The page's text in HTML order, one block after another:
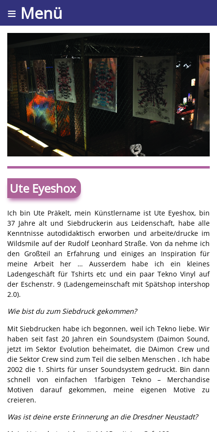
≡ Menü
Ute Eyeshox
Ich bin Ute Präkelt, mein Künstlername ist Ute Eyeshox, bin
37 Jahre alt und Siebdruckerin aus Leidenschaft, habe alle
Kenntnisse autodidaktisch erworben und arbeite/drucke im
Wildsmile auf der Rudolf Leonhard Straße. Von da nehme ich
den Großteil an Erfahrung und einiges an Inspiration für
meine Arbeit her … Ausserdem habe ich ein kleines
Ladengeschäft für Tshirts etc und ein paar Tekno Vinyl auf
der Eschenstr. 9 (Ladengemeinschaft mit Spätshop intershop
2.0).
Wie bist du zum Siebdruck gekommen?
Mit Siebdrucken habe ich begonnen, weil ich Tekno liebe. Wir
haben seit fast 20 Jahren ein Soundsystem (Daimon Sound,
jetzt im Sektor Evolution beheimatet, die DAimon Crew und
die Sektor Crew sind zum Teil die selben Menschen . Ich habe
2002 die 1. Shirts für unser Soundsystem gedruckt. Bin dann
schnell von einfachen 1farbigen Tekno – Merchandise
Motiven darauf gekommen, meine eigenen Motive zu
creieren.
Was ist deine erste Erinnerung an die Dresdner Neustadt?